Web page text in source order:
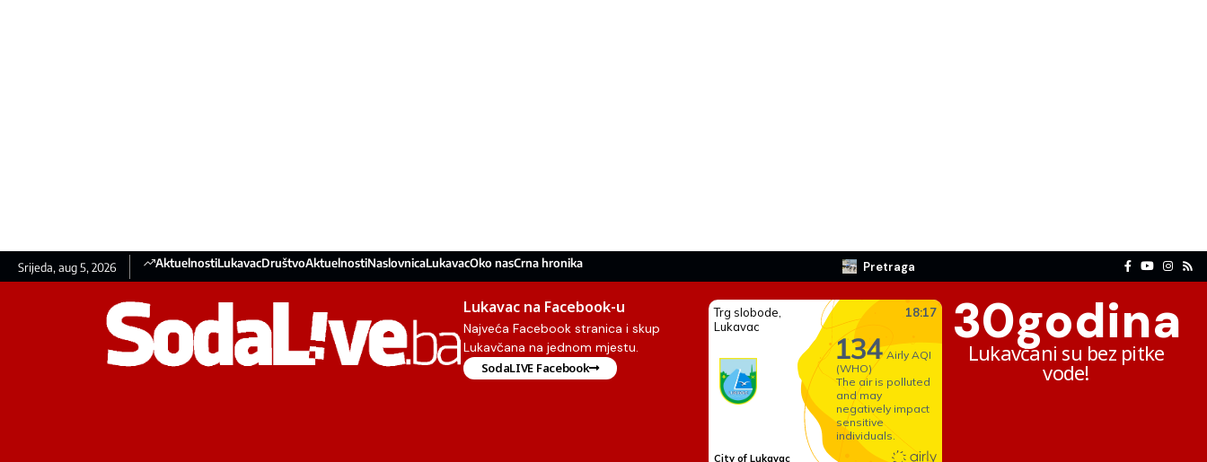
Srijeda, aug 5, 2026 AktuelnostiLukavacDruštvoAktuelnostiNaslovnicaLukavacOko nasCrna hronika Pretraga
Lukavac na Facebook-u
Najveća Facebook stranica i skup
Lukavčana na jednom mjestu.
SodaLIVE Facebook
30godina
Lukavčani su bez pitke
vode!